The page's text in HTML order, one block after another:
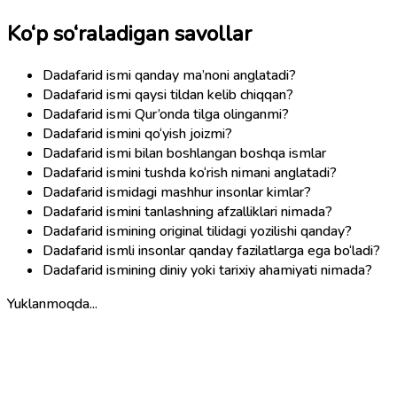
Ko‘p so‘raladigan savollar
Dadafarid ismi qanday ma’noni anglatadi?
Dadafarid ismi qaysi tildan kelib chiqqan?
Dadafarid ismi Qur’onda tilga olinganmi?
Dadafarid ismini qo‘yish joizmi?
Dadafarid ismi bilan boshlangan boshqa ismlar
Dadafarid ismini tushda ko‘rish nimani anglatadi?
Dadafarid ismidagi mashhur insonlar kimlar?
Dadafarid ismini tanlashning afzalliklari nimada?
Dadafarid ismining original tilidagi yozilishi qanday?
Dadafarid ismli insonlar qanday fazilatlarga ega bo‘ladi?
Dadafarid ismining diniy yoki tarixiy ahamiyati nimada?
Yuklanmoqda...